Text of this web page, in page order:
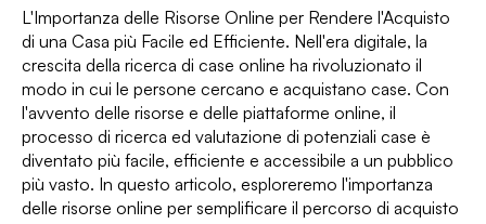
L'Importanza delle Risorse Online per Rendere l'Acquisto
di una Casa più Facile ed Efficiente. Nell'era digitale, la
crescita della ricerca di case online ha rivoluzionato il
modo in cui le persone cercano e acquistano case. Con
l'avvento delle risorse e delle piattaforme online, il
processo di ricerca ed valutazione di potenziali case è
diventato più facile, efficiente e accessibile a un pubblico
più vasto. In questo articolo, esploreremo l'importanza
delle risorse online per semplificare il percorso di acquisto